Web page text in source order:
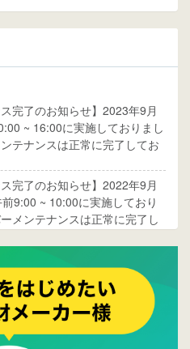
ス完了のお知らせ】2023年9月
~ 16:00に実施しておりまし
テナンスは正常に完了してお
ス完了のお知らせ】2022年9月
9:00 ~ 10:00に実施しており
メンテナンスは正常に完了し
ト機能を大幅バージョンアッ
ちら。⇒告知ページへ
拡充し、サイトリニューアル